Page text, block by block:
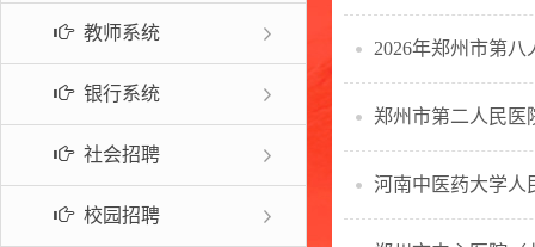
常见问题
校园招聘
教师系统
银行系统
社会招聘
校园招聘
2026年郑州市第
郑州市第二人民医